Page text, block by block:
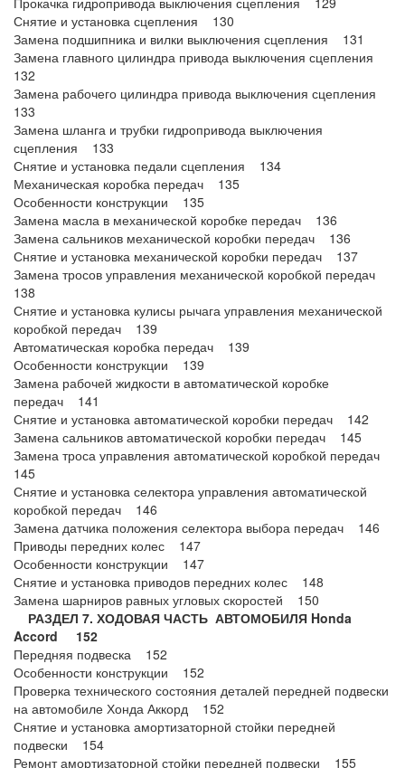
Снятие и установка сцепления 130
Замена подшипника и вилки выключения сцепления 131
Замена главного цилиндра привода выключения сцепления
132
Замена рабочего цилиндра привода выключения сцепления
133
Замена шланга и трубки гидропривода выключения
сцепления 133
Снятие и установка педали сцепления 134
Механическая коробка передач 135
Особенности конструкции 135
Замена масла в механической коробке передач 136
Замена сальников механической коробки передач 136
Снятие и установка механической коробки передач 137
Замена тросов управления механической коробкой передач
138
Снятие и установка кулисы рычага управления механической
коробкой передач 139
Автоматическая коробка передач 139
Особенности конструкции 139
Замена рабочей жидкости в автоматической коробке
передач 141
Снятие и установка автоматической коробки передач 142
Замена сальников автоматической коробки передач 145
Замена троса управления автоматической коробкой передач
145
Снятие и установка селектора управления автоматической
коробкой передач 146
Замена датчика положения селектора выбора передач 146
Приводы передних колес 147
Особенности конструкции 147
Снятие и установка приводов передних колес 148
Замена шарниров равных угловых скоростей 150
РАЗДЕЛ 7. ХОДОВАЯ ЧАСТЬ АВТОМОБИЛЯ Honda
Accord 152
Передняя подвеска 152
Особенности конструкции 152
Проверка технического состояния деталей передней подвески
на автомобиле Хонда Аккорд 152
Снятие и установка амортизаторной стойки передней
подвески 154
Ремонт амортизаторной стойки передней подвески 155